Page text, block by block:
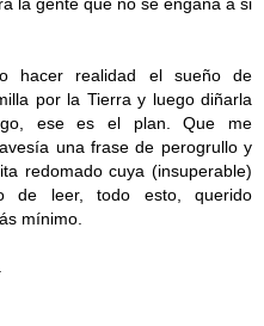
hacer realidad el sueño de
por la Tierra y luego diñarla
ese es el plan. Que me
una frase de perogrullo y
redomado cuya (insuperable)
de leer, todo esto, querido
mínimo.